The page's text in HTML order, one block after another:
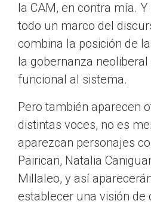
la CAM, en contra mía.
todo un marco del
combina la posición de
la gobernanza
funcional al sistema.
Pero también aparecen
distintas voces, no es
aparezcan personajes
Pairican, Natalia
Millaleo, y así
establecer una visión de